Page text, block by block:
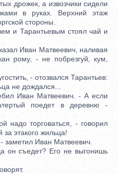
дрожек, а извозчики сидели
в руках. Верхний этаж
стороны.
и Тарантьевым стоял чай и
Иван Матвеевич, наливая
рому, - не побрезгуй, кум,
- отозвался Тарантьев:
не дождался...
Иван Матвеевич. - А если
поедет в деревню -
торговаться, - говорил
за этакого жильца!
Иван Матвеевич.
съедет? Его не выгонишь